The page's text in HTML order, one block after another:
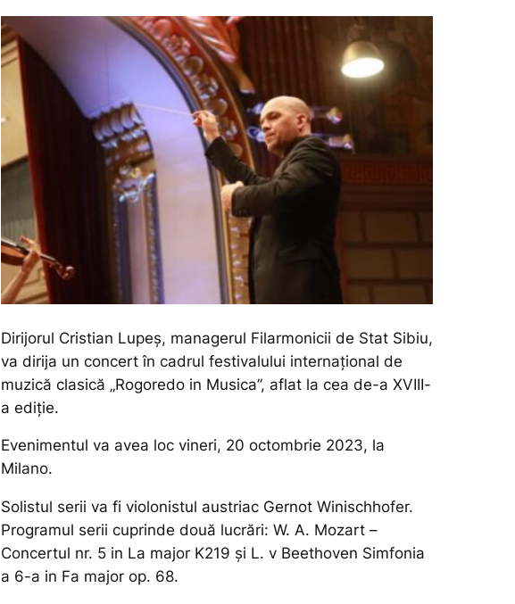
Dirijorul Cristian Lupeș, managerul Filarmonicii de Stat Sibiu,
va dirija un concert în cadrul festivalului internațional de
muzică clasică „Rogoredo in Musica”, aflat la cea de-a XVIII-
a ediție.
Evenimentul va avea loc vineri, 20 octombrie 2023, la
Milano.
Solistul serii va fi violonistul austriac Gernot Winischhofer.
Programul serii cuprinde două lucrări: W. A. Mozart –
Concertul nr. 5 in La major K219 și L. v Beethoven Simfonia
a 6-a in Fa major op. 68.